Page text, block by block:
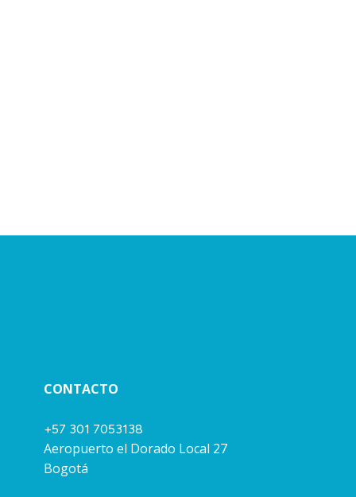
CONTACTO
+57 301 7053138
Aeropuerto el Dorado Local 27
Bogotá